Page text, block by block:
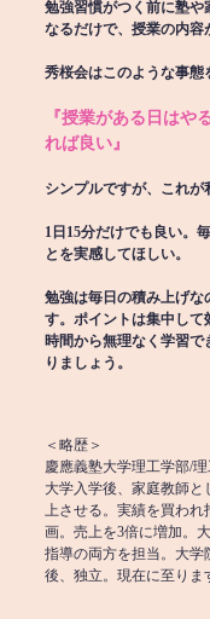
勉強習慣がつく前に塾
なるだけで、授業の内容
秀桜会はこのような事態
『授業がある日はや
れば良い』
シンプルですが、これが
1日15分だけでも良い。
とを実感してほしい。
勉強は毎日の積み上げ
す。ポイントは集中し
時間から無理なく学習
りましょう。
＜略歴＞
慶應義塾大学理工学部/
大学入学後、家庭教師
上させる。実績を買われ
画。売上を3倍に増加。
指導の両方を担当。大学
後、独立。現在に至りま